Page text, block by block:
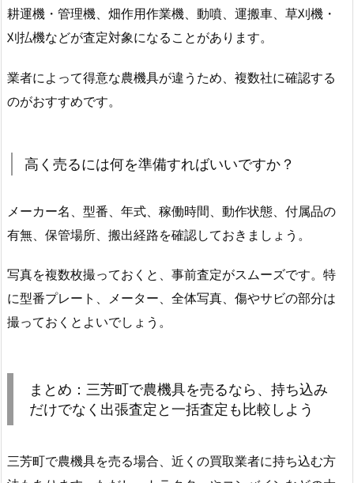
耕運機・管理機、畑作用作業機、動噴、運搬車、草刈機・
刈払機などが査定対象になることがあります。
業者によって得意な農機具が違うため、複数社に確認する
のがおすすめです。
高く売るには何を準備すればいいですか？
メーカー名、型番、年式、稼働時間、動作状態、付属品の
有無、保管場所、搬出経路を確認しておきましょう。
写真を複数枚撮っておくと、事前査定がスムーズです。特
に型番プレート、メーター、全体写真、傷やサビの部分は
撮っておくとよいでしょう。
まとめ：三芳町で農機具を売るなら、持ち込み
だけでなく出張査定と一括査定も比較しよう
三芳町で農機具を売る場合、近くの買取業者に持ち込む方